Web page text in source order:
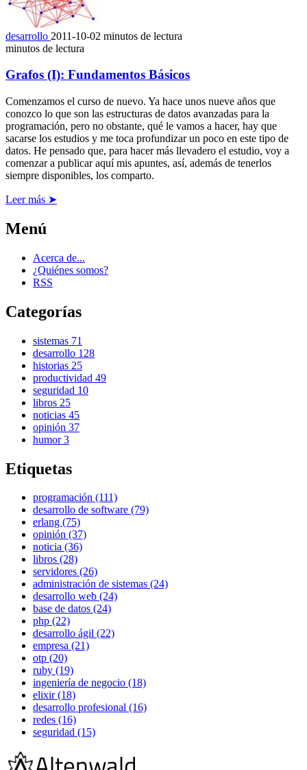
desarrollo 2011-10-02 minutos de lectura
minutos de lectura
Grafos (I): Fundamentos Básicos
Comenzamos el curso de nuevo. Ya hace unos nueve años que
conozco lo que son las estructuras de datos avanzadas para la
programación, pero no obstante, qué le vamos a hacer, hay que
sacarse los estudios y me toca profundizar un poco en este tipo de
datos. He pensado que, para hacer más llevadero el estudio, voy a
comenzar a publicar aquí mis apuntes, así, además de tenerlos
siempre disponibles, los comparto.
Leer más ➤
Menú
Acerca de...
¿Quiénes somos?
RSS
Categorías
sistemas 71
desarrollo 128
historias 25
productividad 49
seguridad 10
libros 25
noticias 45
opinión 37
humor3
Etiquetas
programación (111)
desarrollo de software (79)
erlang (75)
opinión (37)
noticia (36)
libros (28)
servidores (26)
administración de sistemas (24)
desarrollo web (24)
base de datos (24)
php (22)
desarrollo ágil (22)
empresa (21)
otp (20)
ruby (19)
ingeniería de negocio (18)
elixir (18)
desarrollo profesional (16)
redes (16)
seguridad (15)